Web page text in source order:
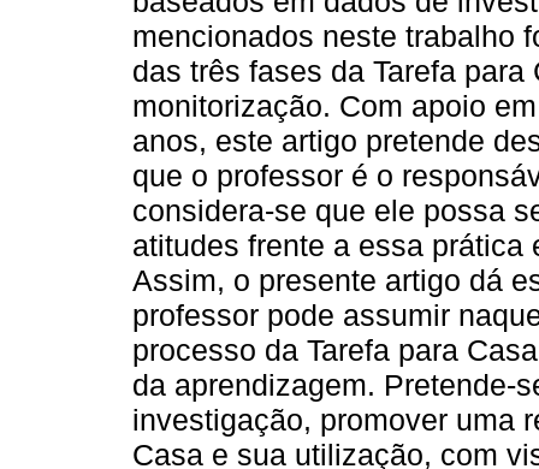
mencionados neste trabalho
das três fases da Tarefa
monitorização. Com apoio
anos, este artigo pretende
que o professor é o
considera-se que ele possa
atitudes frente a essa
Assim, o presente artigo dá
professor pode assumir
processo da Tarefa para
da aprendizagem. Pretende-
investigação, promover uma
Casa e sua utilização, com